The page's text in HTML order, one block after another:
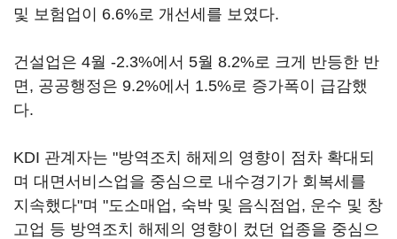
및 보험업이 6.6%로 개선세를 보였다.
건설업은 4월 -2.3%에서 5월 8.2%로 크게 반등한 반
면, 공공행정은 9.2%에서 1.5%로 증가폭이 급감했
다.
KDI 관계자는 "방역조치 해제의 영향이 점차 확대되
며 대면서비스업을 중심으로 내수경기가 회복세를
지속했다"며 "도소매업, 숙박 및 음식점업, 운수 및 창
고업 등 방역조치 해제의 영향이 컸던 업종을 중심으